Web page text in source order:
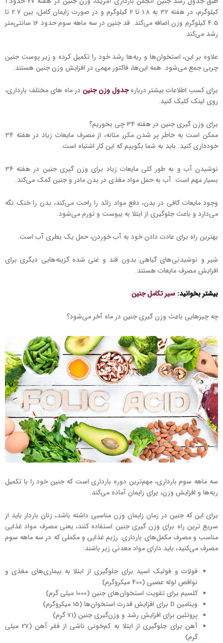
کیلوگرم، در هفته 32 به 1.8 تا 2 کیلوگرم و در صورت زایمان کامل، بین 2.7 تا
4.5 کیلوگرم وزن اضافه می‌کند. قد جنین در سه ماهه سوم حدود 16 سانتی‌متر
رشد می‌کند.
علاوه بر این، استخوان‌ها و ریه‌ها رشد خود را تکمیل کرده و زیر پوست جنین
چربی جمع می‌شود. همه این‌ها، فاکتور مهمی در افزایش وزن جنین هستند.
برای کسب اطلاعات بیشتر دربارهجدول وزن جنین در ماه های مختلف بارداری،
روی لینک کلیک کنید.
برای وزن گیری جنین در هفته 34 چی بخوریم؟
ممکن است به خاطر پر شدن مکرر مثانه، از مصرف مایعات زیاد در هفته 34
خودداری کنید. باید به شما بگوییم که این کار اشتباه است.
نوشیدن آب و به طور کلی مایعات زیاد برای وزن گیری جنین در هفته 34
بسیار مهم است. آب به حمل مواد مغذی در بدن مادر و جنین کمک می‌کند.
وجود مایعات کافی در بدن، دفع مواد زائد را راحت می‌کند، بدن را خنک نگه
می‌دارد و باعث جلوگیری از ابتلا به یبوست و تورم می‌شود.
بهترین راه برای عادت دادن خود به آب خوردن، حمل یک بطری آب است.
شیر و نوشیدنی‌های گیاهی بدون قند و غنی شده گزینه‌هایی دیگری برای
افزایش مصرف مایعات هستند.
بیشتر بخوانید: سیر تکامل جنین
چه چیزهایی باعث وزن گیری جنین در ماه آخر می‌شود؟
سه ماهه سوم بارداری، مهم‌ترین دوره بارداری است که جنین خود را با تکمیل
ریه‌ها و افزایش وزن، برای زایمان آماده می‌کند.
برای این که جنین در زمان زایمان وزن مناسبی داشته باشد، زنان باردار باید از
سریع ترین راه برای وزن گیری جنین استفاده کنند، یعنی مصرف مواد غذایی
مناسب و مصرف مکمل‌های بارداری. رژیم غذایی و مکملی که در سه ماهه سوم
مصرف می‌کنید، باید دارای مواد معدنی زیر باشند:
فولات و فولیک اسید برای جلوگیری از ابتلا به بیماری‌های مغذی و
نواقص لوله عصبی (400 میکروگرم)
کلسیم برای تقویت استخوان‌های جنین (1000 میلی گرم)
ویتامین D برای افزایش قدرت استخوان‌ها (15 میکروگرم)
پروتئین برای افزایش رشد و وزن‌گیری جنین (71 گرم)
آهن برای جلوگیری از ابتلا به کم‌خونی ناشی از فقر آهن (27 میلی
گرم)